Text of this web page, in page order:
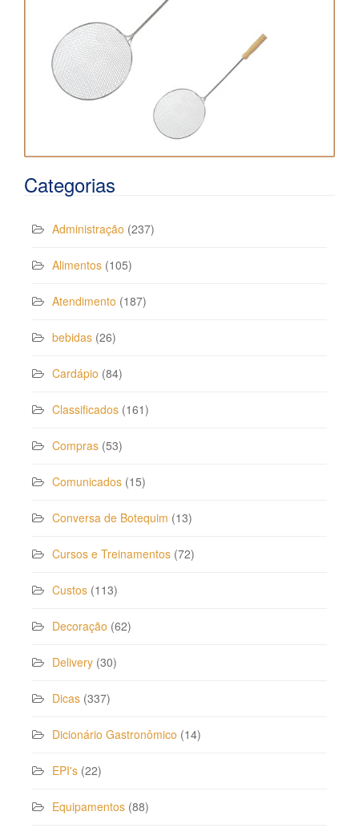
Categorias
Administração (237)
Alimentos (105)
Atendimento (187)
bebidas (26)
Cardápio (84)
Classificados (161)
Compras (53)
Comunicados (15)
Conversa de Botequim (13)
Cursos e Treinamentos (72)
Custos (113)
Decoração (62)
Delivery (30)
Dicas (337)
Dicionário Gastronômico (14)
EPI's (22)
Equipamentos (88)